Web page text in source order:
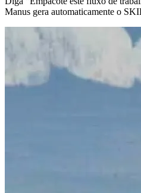
Manus gera automaticamente o